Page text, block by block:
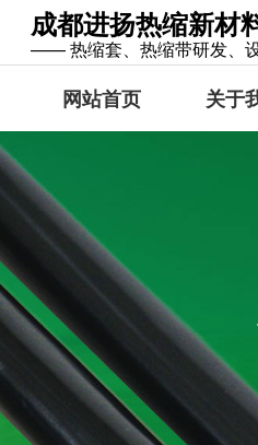
成都进扬热缩新材
—— 热缩套、热缩带研发、
网站首页 关于